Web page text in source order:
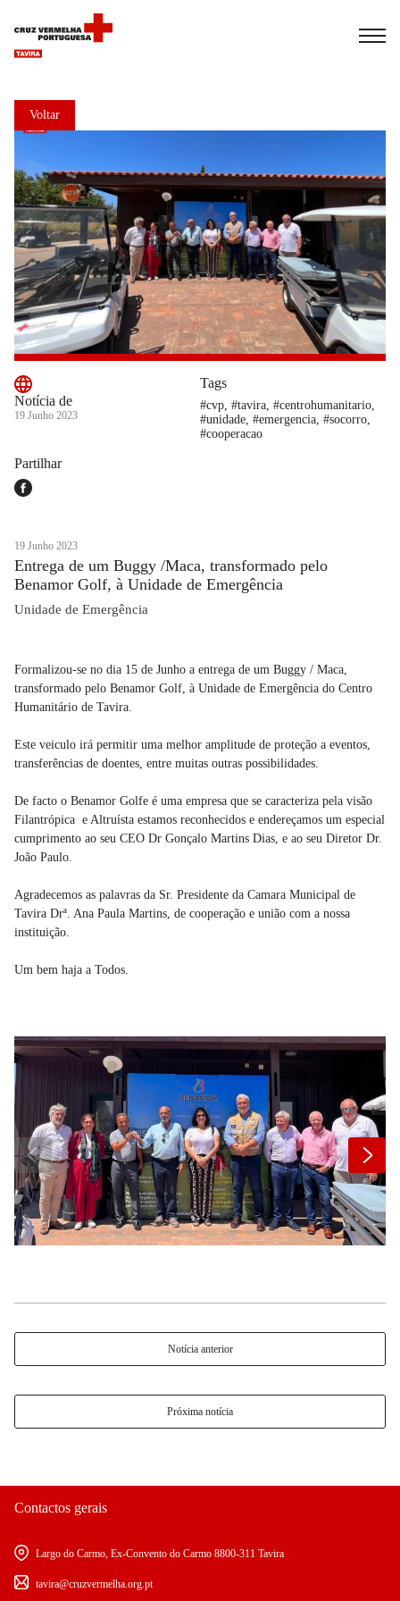
Voltar
Notícia de
19 Junho 2023
Tags
#cvp, #tavira, #centrohumanitario,
#unidade, #emergencia, #socorro,
#cooperacao
Partilhar
19 Junho 2023
Entrega de um Buggy /Maca, transformado pelo
Benamor Golf, à Unidade de Emergência
Unidade de Emergência
Formalizou-se no dia 15 de Junho a entrega de um Buggy / Maca,
transformado pelo Benamor Golf, à Unidade de Emergência do Centro
Humanitário de Tavira.
Este veiculo irá permitir uma melhor amplitude de proteção a eventos,
transferências de doentes, entre muitas outras possibilidades.
De facto o Benamor Golfe é uma empresa que se caracteriza pela visão
Filantrópica e Altruísta estamos reconhecidos e endereçamos um especial
cumprimento ao seu CEO Dr Gonçalo Martins Dias, e ao seu Diretor Dr.
João Paulo.
Agradecemos as palavras da Sr. Presidente da Camara Municipal de
Tavira Drª. Ana Paula Martins, de cooperação e união com a nossa
instituição.
Um bem haja a Todos.
Notícia anterior
Próxima notícia
Contactos gerais
Largo do Carmo, Ex-Convento do Carmo 8800-311 Tavira
tavira@cruzvermelha.org.pt